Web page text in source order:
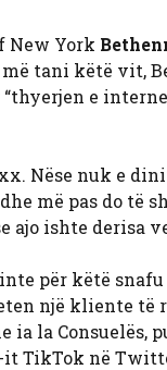
New York
tani këtë vit,
e
Nëse nuk e
më pas do
ajo ishte derisa
për këtë
një kliente të
ia la Consuelës,
TikTok në